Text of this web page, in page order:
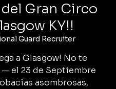
Gran Circo
KY!!
Guard Recruiter
a Glasgow! No te
el 23 de Septiembre
asombrosas,